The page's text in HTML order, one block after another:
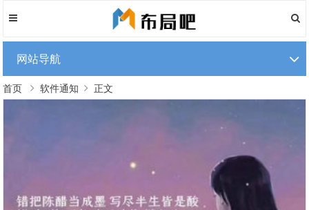
网站导航
首页 软件通知 正文